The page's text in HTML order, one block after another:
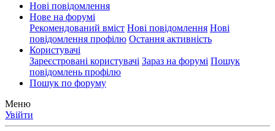
Нові повідомлення
Нове на форумі
Рекомендований вміст Нові повідомлення Нові
повідомлення профілю Остання активність
Користувачі
Зареєстровані користувачі Зараз на форумі Пошук
повідомлень профілю
Пошук по форуму
Меню
Увійти